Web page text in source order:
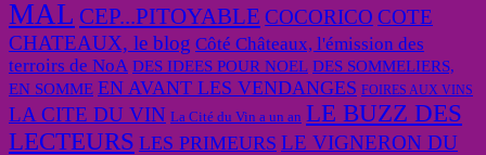
MAL CEP...PITOYABLE COCORICO COTE
CHATEAUX, le blog Côté Châteaux, l'émission des
terroirs de NoA DES IDEES POUR NOEL DES SOMMELIERS,
EN SOMME EN AVANT LES VENDANGES FOIRES AUX VINS
LA CITE DU VIN La Cité du Vin a un an LE BUZZ DES
LECTEURS LES PRIMEURS LE VIGNERON DU